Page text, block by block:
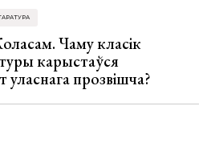
Чаму класік
карыстаўся
уласнага прозвішча?